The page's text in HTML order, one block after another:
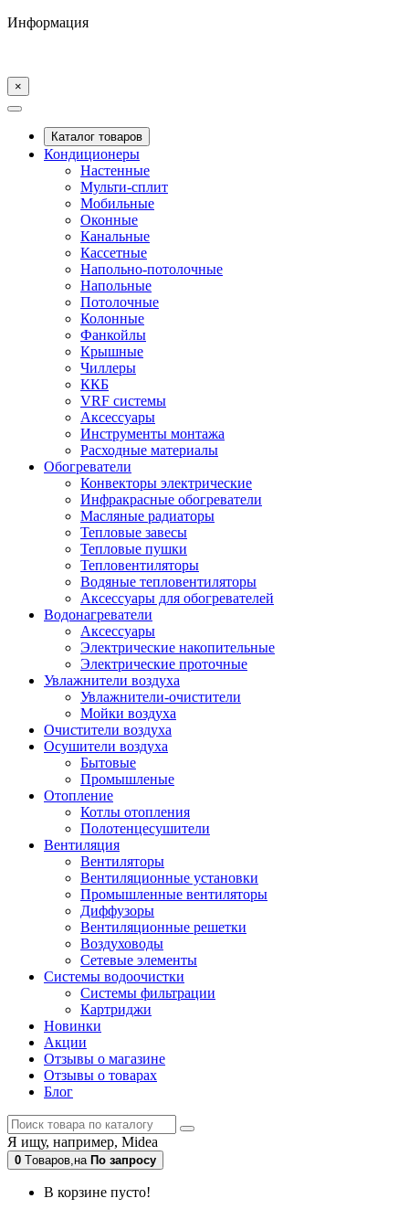
Информация
×
Каталог товаров
Кондиционеры
Настенные
Мульти-сплит
Мобильные
Оконные
Канальные
Кассетные
Напольно-потолочные
Напольные
Потолочные
Колонные
Фанкойлы
Крышные
Чиллеры
ККБ
VRF системы
Аксессуары
Инструменты монтажа
Расходные материалы
Обогреватели
Конвекторы электрические
Инфракрасные обогреватели
Масляные радиаторы
Тепловые завесы
Тепловые пушки
Тепловентиляторы
Водяные тепловентиляторы
Аксессуары для обогревателей
Водонагреватели
Аксессуары
Электрические накопительные
Электрические проточные
Увлажнители воздуха
Увлажнители-очистители
Мойки воздуха
Очистители воздуха
Осушители воздуха
Бытовые
Промышленые
Отопление
Котлы отопления
Полотенцесушители
Вентиляция
Вентиляторы
Вентиляционные установки
Промышленные вентиляторы
Диффузоры
Вентиляционные решетки
Воздуховоды
Сетевые элементы
Системы водоочистки
Системы фильтрации
Картриджи
Новинки
Акции
Отзывы о магазине
Отзывы о товарах
Блог
Я ищу, например, Midea
0 Tоваров,на По запросу
В корзине пусто!